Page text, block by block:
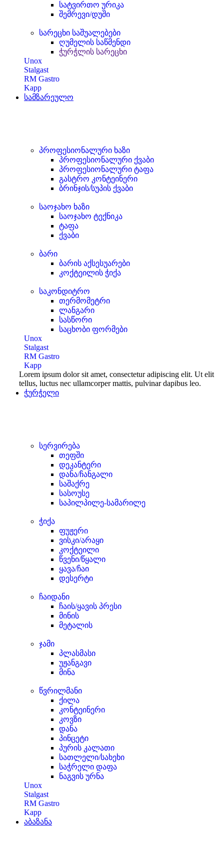
სატვირთო ურიკა
შემრევი/დუში
სარეცხი საშუალებები
ღუმელის საწმენდი
ჭურჭლის სარეცხი
Unox
Stalgast
RM Gastro
Kapp
სამზარეულო
პროფესიონალური ხაზი
პროფესიონალური ქვაბი
პროფესიონალური ტაფა
გასტრო კონტეინერი
ბრინჯის/სუპის ქვაბი
საოჯახო ხაზი
საოჯახო ტექნიკა
ტაფა
ქვაბი
ბარი
ბარის აქსესუარები
კოქტეილის ჭიქა
საკონდიტრო
თერმომეტრი
ლანგარი
სასწორი
საცხობი ფორმები
Unox
Stalgast
RM Gastro
Kapp
Lorem ipsum dolor sit amet, consectetur adipiscing elit. Ut elit
tellus, luctus nec ullamcorper mattis, pulvinar dapibus leo.
ჭურჭელი
სერვირება
თეფში
დეკანტერი
დანა/ჩანგალი
საშაქრე
სასოუსე
საპილპილე-სამარილე
ჭიქა
ფუჟერი
ვისკი/არაყი
კოქტეილი
წვენი/წყალი
ყავა/ჩაი
დესერტი
ჩაიდანი
ჩაის/ყავის პრესი
მინის
მეტალის
ჯამი
პლასმასი
უჟანგავი
მინა
წვრილმანი
ქილა
კონტეინერი
კოვზი
დანა
პინცეტი
პურის კალათი
სათლელი/სახეხი
საჭრელი დაფა
ნაგვის ურნა
Unox
Stalgast
RM Gastro
Kapp
აბაზანა